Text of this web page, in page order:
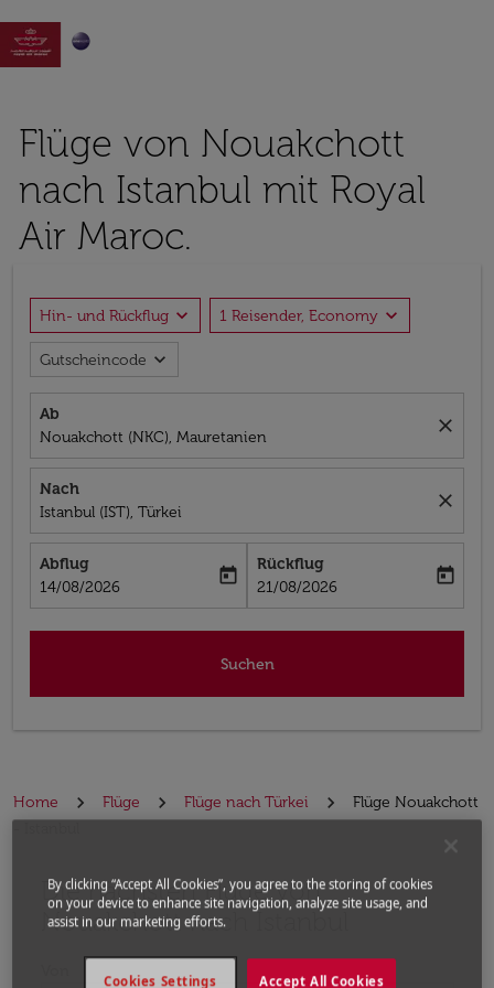

Flüge von Nouakchott
nach Istanbul mit Royal
Air Maroc.
Hin- und Rückflug expand_more 1 Reisender, Economy expand_more
Gutscheincode expand_more
Ab
Nouakchott (NKC), Mauretanien
close
Nach
Istanbul (IST), Türkei
close
Abflug
fc-booking-departure-date-aria-label
14/08/2026
today
Rückflug
fc-booking-return-date-aria-label
21/08/2026
today
Suchen
Home Flüge Flüge nach Türkei
Flüge Nouakchott
Die nächsten Flüge von
Nouakchott nach Istanbul
Bitte ändern Sie Ihre gewünschte Route (Abflugort
By clicking “Accept All Cookies”, you agree to the storing of cookies
on your device to enhance site navigation, analyze site usage, and
assist in our marketing efforts.
Accept All Cookies
Cookies Settings